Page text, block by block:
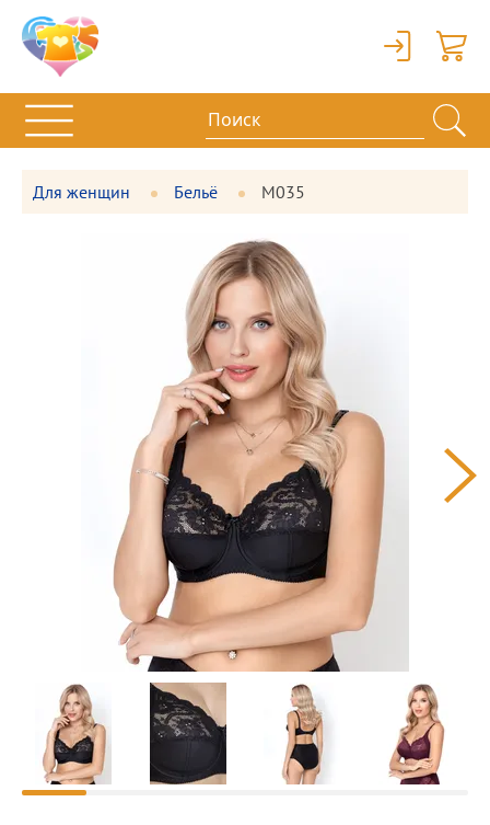
Вход
Для женщин Бельё М035
Фотографии
товара
Предпросмотр
фотографий